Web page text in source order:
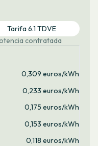
Tarifa 6.1 TDVE
contratada
0,309 euros/kWh
0,233 euros/kWh
0,175 euros/kWh
0,153 euros/kWh
0,118 euros/kWh